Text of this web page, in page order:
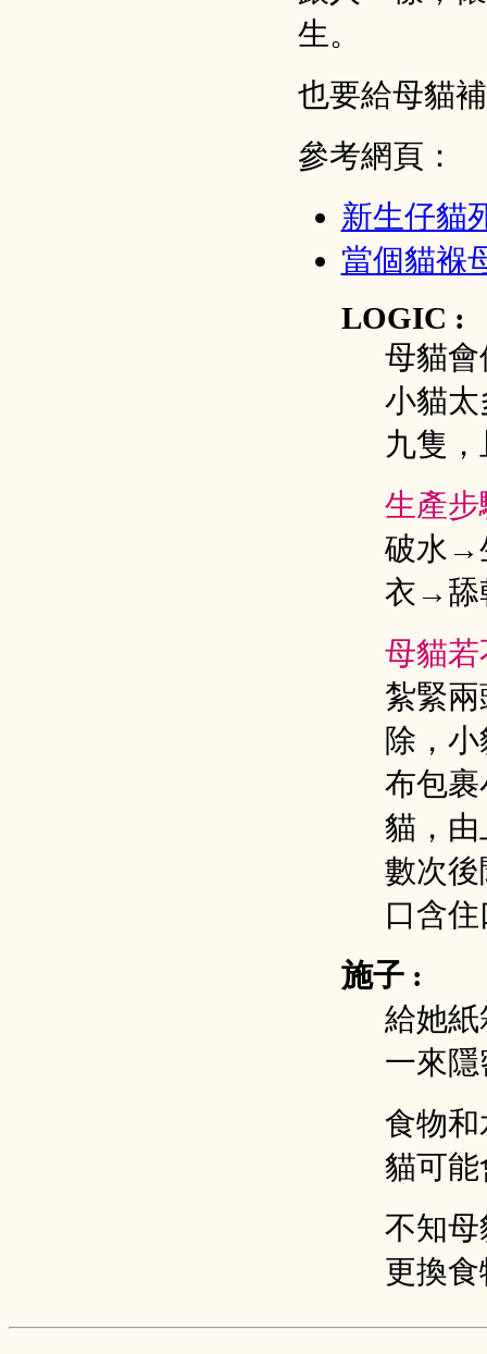
生。
也要給母貓
參考網頁：
新生仔貓
當個貓褓
LOGIC :
母貓
小貓
九隻
生產步
破水→
衣→舔
母貓
紮緊
除，
布包
貓，
數次
口含
施子 :
給她
一來
食物
貓可
不知
更換